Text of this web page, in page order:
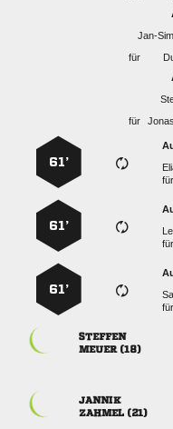
für
für
61’
für
61’
für
61’

 

 